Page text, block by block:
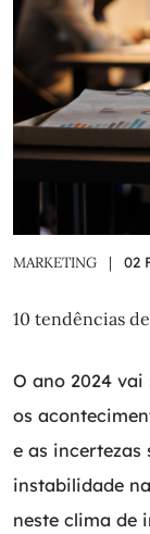
MARKETING | 02
10 tendências
O ano 2024
os
e as
instabilidade
neste clima de